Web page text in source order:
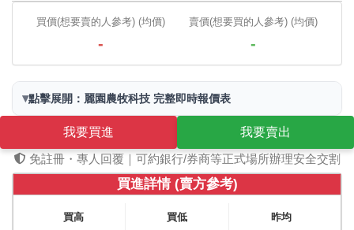
買價(想要賣的人參考) (均價)
-
賣價(想要買的人參考) (均價)
-
▾點擊展開：麗園農牧科技 完整即時報價表
我要買進
我要賣出
免註冊・專人回覆｜可約銀行/券商等正式場所辦理安全交割
買進詳情 (賣方參考)
買高 買低 昨均